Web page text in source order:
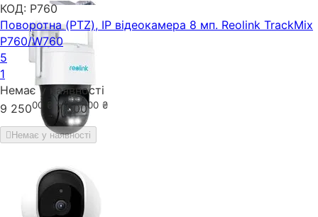
КОД: P760
Поворотна (PTZ), IP відеокамера 8 мп. Reolink TrackMix
P760/W760
5
1
Немає у наявності
9 25000 ₴ 7 50000 ₴
Немає у наявності